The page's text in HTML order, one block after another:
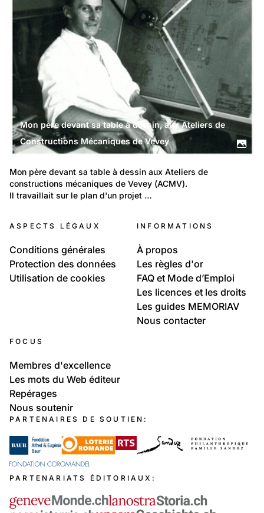
Mon père devant sa table à dessin, aux Ateliers de
Constructions Mécaniques de Vevey
Mon père devant sa table à dessin aux Ateliers de
constructions mécaniques de Vevey (ACMV).
Il travaillait sur le plan d'un projet …
ASPECTS LÉGAUX
Conditions générales
Protection des données
Utilisation de cookies
INFORMATIONS
À propos
Les règles d'or
FAQ et Mode d’Emploi
Les licences et les droits
Les guides MEMORIAV
Nous contacter
FOCUS
Membres d'excellence
Les mots du Web éditeur
Repérages
Nous soutenir
PARTENAIRES DE SOUTIEN:
PARTENARIATS ÉDITORIAUX: